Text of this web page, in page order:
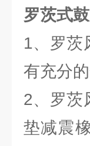
罗茨式
1、罗茨
有充分
2、罗茨
垫减震